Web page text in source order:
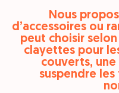
Nous
d’accessoires ou
peut choisir
clayettes pour
couverts,
suspendre